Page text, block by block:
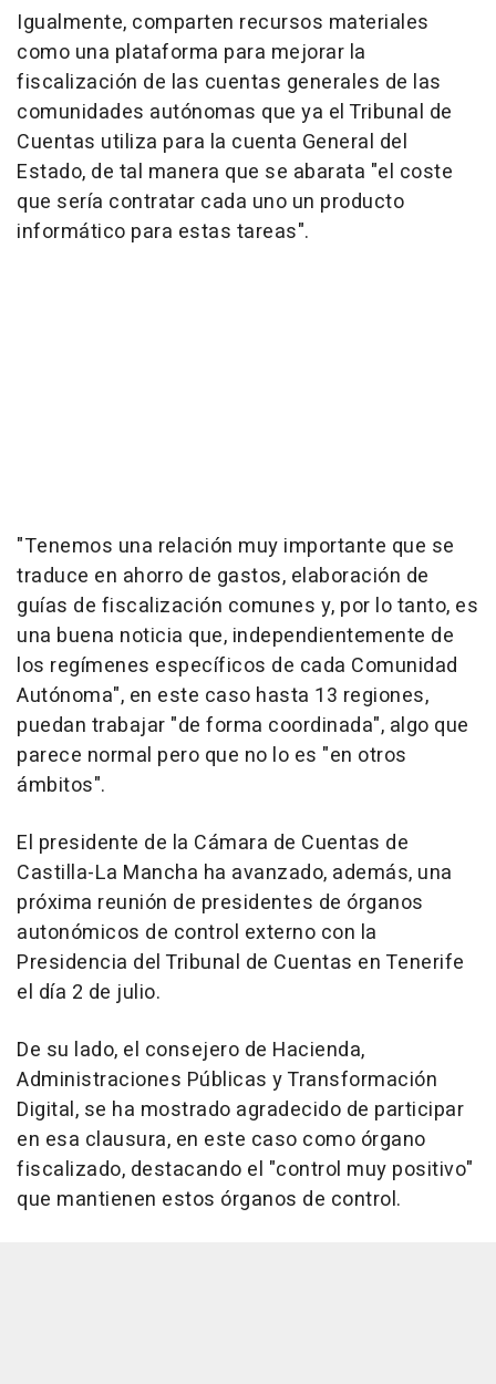
Igualmente, comparten recursos materiales
como una plataforma para mejorar la
fiscalización de las cuentas generales de las
comunidades autónomas que ya el Tribunal de
Cuentas utiliza para la cuenta General del
Estado, de tal manera que se abarata "el coste
que sería contratar cada uno un producto
informático para estas tareas".
"Tenemos una relación muy importante que se
traduce en ahorro de gastos, elaboración de
guías de fiscalización comunes y, por lo tanto, es
una buena noticia que, independientemente de
los regímenes específicos de cada Comunidad
Autónoma", en este caso hasta 13 regiones,
puedan trabajar "de forma coordinada", algo que
parece normal pero que no lo es "en otros
ámbitos".
El presidente de la Cámara de Cuentas de
Castilla-La Mancha ha avanzado, además, una
próxima reunión de presidentes de órganos
autonómicos de control externo con la
Presidencia del Tribunal de Cuentas en Tenerife
el día 2 de julio.
De su lado, el consejero de Hacienda,
Administraciones Públicas y Transformación
Digital, se ha mostrado agradecido de participar
en esa clausura, en este caso como órgano
fiscalizado, destacando el "control muy positivo"
que mantienen estos órganos de control.